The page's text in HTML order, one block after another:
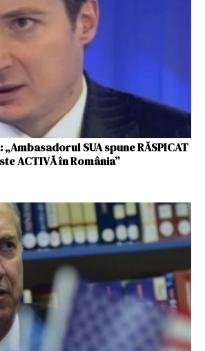
SUA spune RĂSPICAT
ACTIVĂ în România”